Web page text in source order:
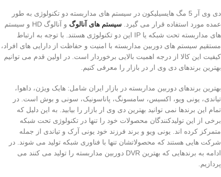
دی وی آر 5 مگ هایسیلیکون در سیستم های مداربسته دو تکنولوژی به طور
عمده مورد استفاده قرار می گیرد. سیستم های آنالوگ
و آنالوگ HD و سیستم
های مداربسته تحت شبکه یا IP این دو تکنولوژی هستند. با توجه به ارتباط
مستقیم سیستم های دوربین مداربسته با امنیت و حفاظت از دارایی های افراد،
کیفیت این کالا از درجه اهمیت بالایی برخوردار است. در اولین قدم می توانیم
بهترین برندهای دی وی ار در بازار را معرفی کنیم.
بهترین برندهای دوربین مداربسته در بازار ایران شامل: هایک ویژن، داهوا،
تیاندی، یونی ویو، اکسیس، سامسونگ، پاناسونیک، سونی و بوش است. در
تمام این برندها نمی توانید بهترین دی وی ار بازار را بیابید. به این دلیل که
برخی از این تولیدکنندگان محصولات خود را تنها در تکنولوژی تحت شبکه
متمرکز کرده اند. یونی ویو و برند فرزند خود یونی آرک و تیاندی از جمله
شرکت هایی هستند که محصولاتشان تنها با فناوری شبکه تولید می شوند. در
ادامه به برندهایی که بهترین DVR دوربین مداربسته را تولید می کنند می
پردازیم.